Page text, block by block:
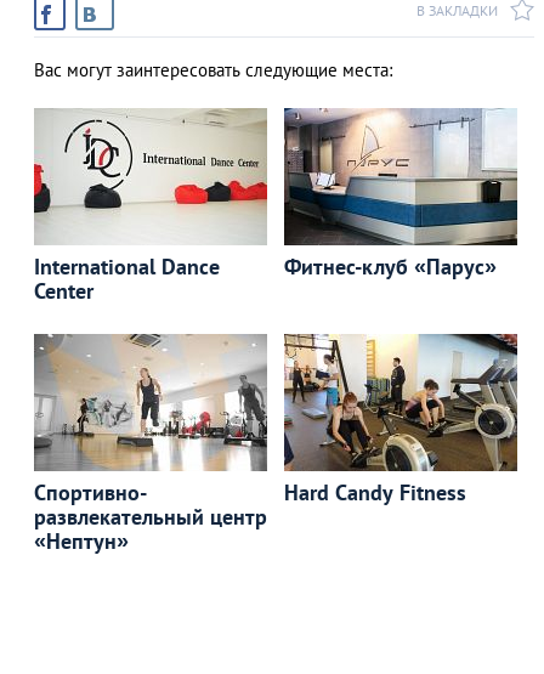
В ЗАКЛАДКИ
Вас могут заинтересовать следующие места:
International Dance
Center
Фитнес-клуб «Парус»
Спортивно-
развлекательный центр
«Нептун»
Hard Candy Fitness